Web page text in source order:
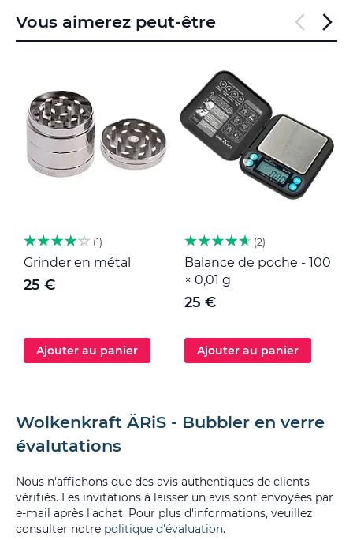
Vous aimerez peut-être
1
Grinder en métal
25 €
Ajouter au panier
2
Balance de poche - 100
× 0,01 g
25 €
Ajouter au panier
Wolkenkraft ÄRiS - Bubbler en verre
évalutations
Nous n'affichons que des avis authentiques de clients
vérifiés. Les invitations à laisser un avis sont envoyées par
e-mail après l'achat. Pour plus d'informations, veuillez
consulter notre politique d'évaluation.